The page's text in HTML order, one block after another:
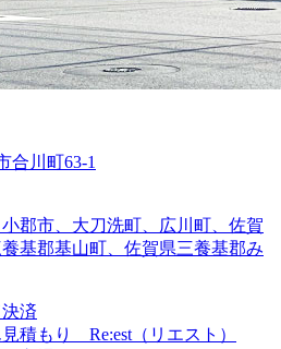
合川町63-1
郡市、大刀洗町、広川町、佐賀
基郡基山町、佐賀県三養基郡み